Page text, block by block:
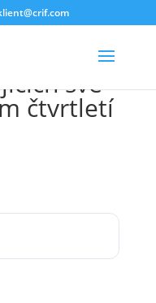
lidí
své
čtvrtletí